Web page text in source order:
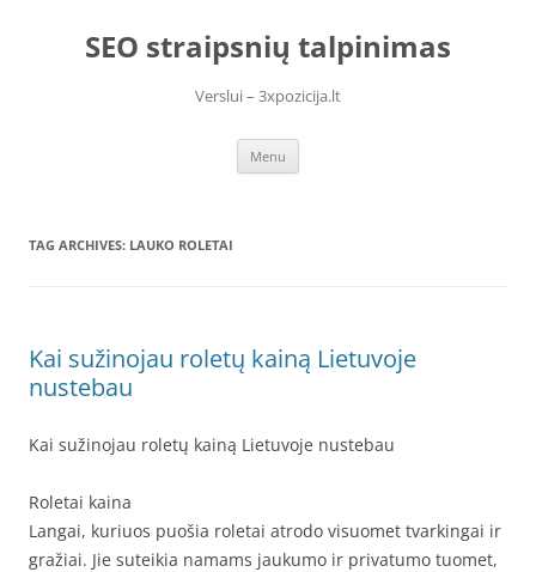
contentSEO straipsnių talpinimas
Verslui – 3xpozicija.lt
Menu
TAG ARCHIVES: LAUKO ROLETAI
Kai sužinojau roletų kainą Lietuvoje
nustebau
Kai sužinojau roletų kainą Lietuvoje nustebau
Roletai kaina
Langai, kuriuos puošia roletai atrodo visuomet tvarkingai ir
gražiai. Jie suteikia namams jaukumo ir privatumo tuomet,